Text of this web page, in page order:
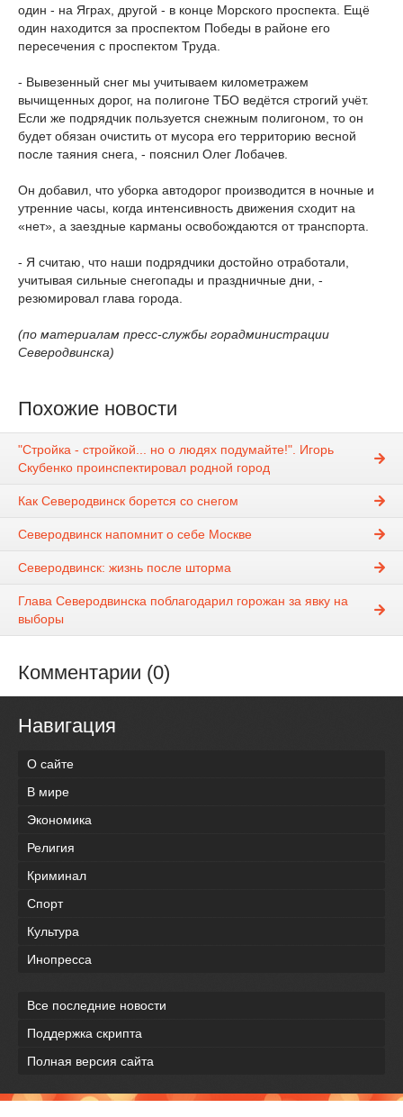
один - на Яграх, другой - в конце Морского проспекта. Ещё
один находится за проспектом Победы в районе его
пересечения с проспектом Труда.
- Вывезенный снег мы учитываем километражем
вычищенных дорог, на полигоне ТБО ведётся строгий учёт.
Если же подрядчик пользуется снежным полигоном, то он
будет обязан очистить от мусора его территорию весной
после таяния снега, - пояснил Олег Лобачев.
Он добавил, что уборка автодорог производится в ночные и
утренние часы, когда интенсивность движения сходит на
«нет», а заездные карманы освобождаются от транспорта.
- Я считаю, что наши подрядчики достойно отработали,
учитывая сильные снегопады и праздничные дни, -
резюмировал глава города.
(по материалам пресс-службы горадминистрации
Северодвинска)
Похожие новости
"Стройка - стройкой... но о людях подумайте!". Игорь
Скубенко проинспектировал родной город
Как Северодвинск борется со снегом
Северодвинск напомнит о себе Москве
Северодвинск: жизнь после шторма
Глава Северодвинска поблагодарил горожан за явку на
выборы
Комментарии (0)
Навигация
О сайте
В мире
Экономика
Религия
Криминал
Спорт
Культура
Инопресса
Все последние новости
Поддержка скрипта
Полная версия сайта